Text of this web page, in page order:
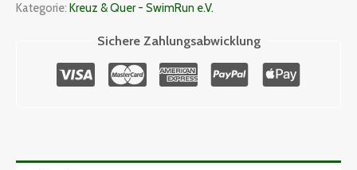
Kategorie: Kreuz & Quer - SwimRun e.V.
Sichere Zahlungsabwicklung